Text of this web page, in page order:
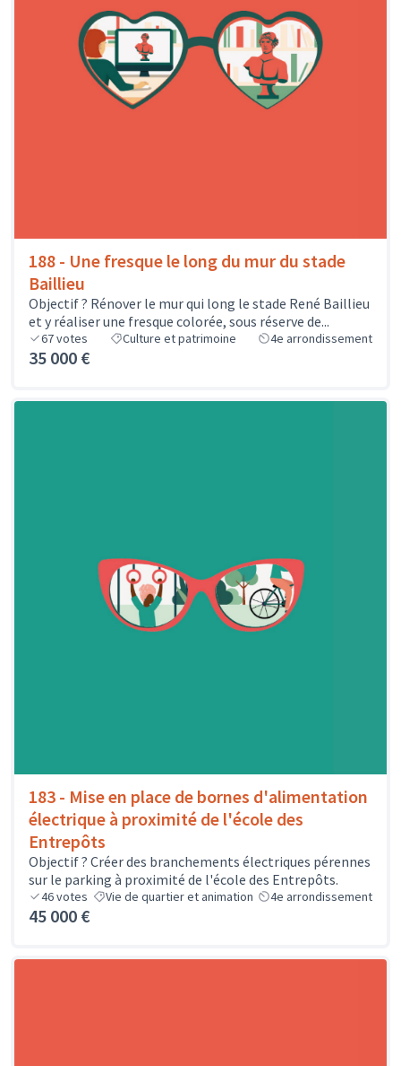
188 - Une fresque le long du mur du stade
Baillieu
Objectif ? Rénover le mur qui long le stade René Baillieu
et y réaliser une fresque colorée, sous réserve de...
67votes Culture et patrimoine 4e arrondissement
35 000 €
183 - Mise en place de bornes d'alimentation
électrique à proximité de l'école des
Entrepôts
Objectif ? Créer des branchements électriques pérennes
sur le parking à proximité de l'école des Entrepôts.
46votes Vie de quartier et animation 4e arrondissement
45 000 €